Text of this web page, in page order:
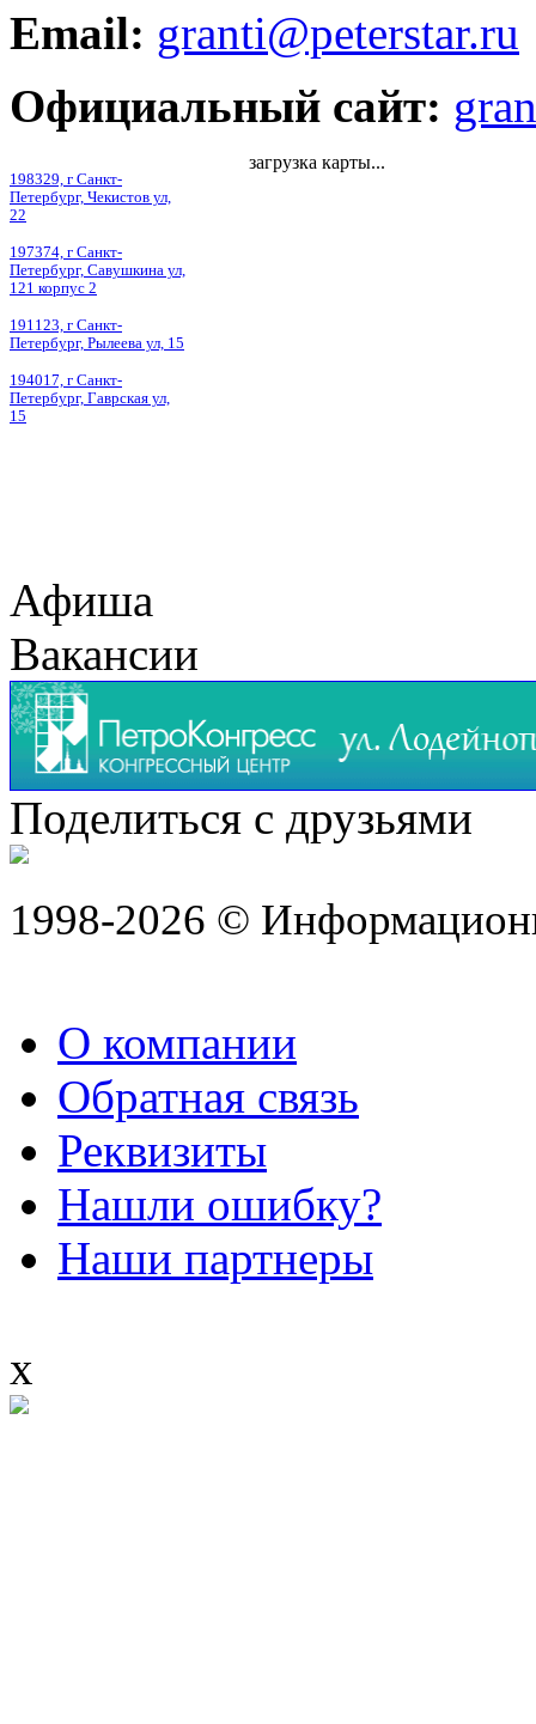
Email: granti@peterstar.ru
Официальный сайт:
198329, г Санкт-
Петербург, Чекистов ул,
22
197374, г Санкт-
Петербург, Савушкина ул,
121 корпус 2
191123, г Санкт-
Петербург, Рылеева ул, 15
194017, г Санкт-
Петербург, Гаврская ул,
15
загрузка карты...
Афиша
Вакансии
Поделиться с друзьями
1998-2026 ©
О компании
Обратная связь
Реквизиты
Нашли ошибку?
Наши партнеры
x